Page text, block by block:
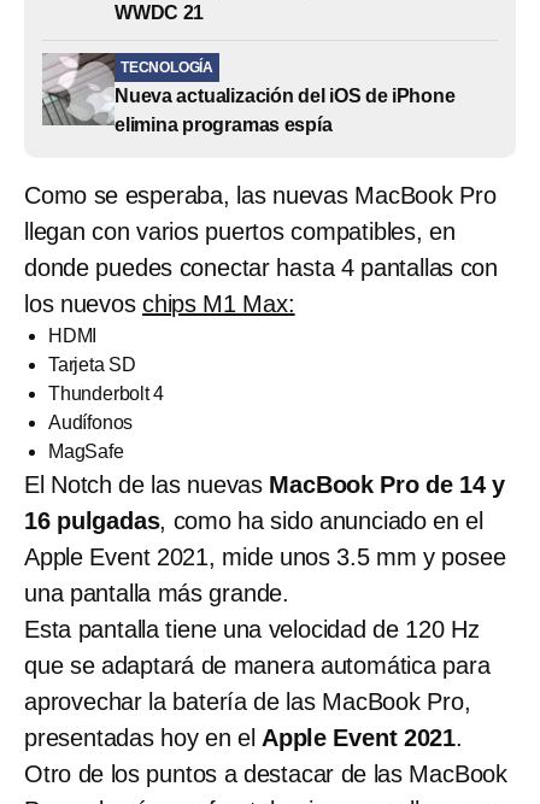
WWDC 21
TECNOLOGÍA
Nueva actualización del iOS de iPhone
elimina programas espía
Como se esperaba, las nuevas MacBook Pro
llegan con varios puertos compatibles, en
donde puedes conectar hasta 4 pantallas con
los nuevoschips M1 Max:
HDMI
Tarjeta SD
Thunderbolt 4
Audífonos
MagSafe
El Notch de las nuevas MacBook Pro de 14 y
16 pulgadas, como ha sido anunciado en el
Apple Event 2021, mide unos 3.5 mm y posee
una pantalla más grande.
Esta pantalla tiene una velocidad de 120 Hz
que se adaptará de manera automática para
aprovechar la batería de las MacBook Pro,
presentadas hoy en elApple Event 2021.
Otro de los puntos a destacar de las MacBook